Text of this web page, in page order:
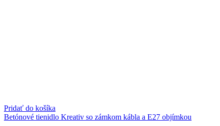
Pridať do košíka
Betónové tienidlo Kreativ so zámkom kábla a E27 objímkou